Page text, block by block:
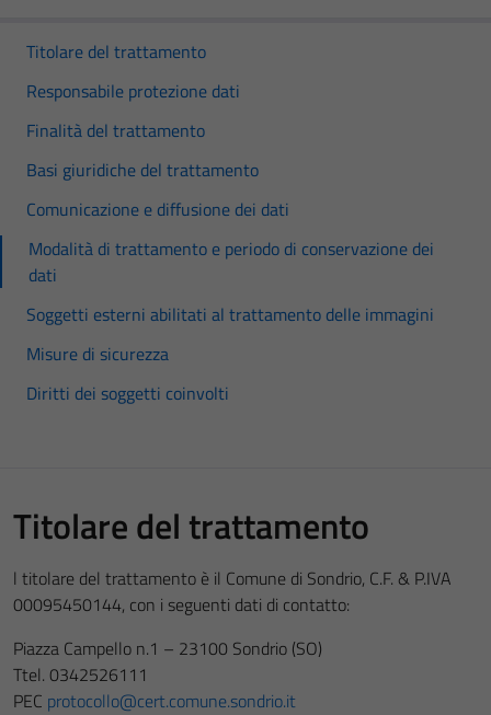
Titolare del trattamento
Responsabile protezione dati
Finalità del trattamento
Basi giuridiche del trattamento
Comunicazione e diffusione dei dati
Modalità di trattamento e periodo di conservazione dei
dati
Soggetti esterni abilitati al trattamento delle immagini
Misure di sicurezza
Diritti dei soggetti coinvolti
Titolare del trattamento
l titolare del trattamento è il Comune di Sondrio, C.F. & P.IVA
00095450144, con i seguenti dati di contatto:
Piazza Campello n.1 – 23100 Sondrio (SO)
Ttel. 0342526111
PEC protocollo@cert.comune.sondrio.it